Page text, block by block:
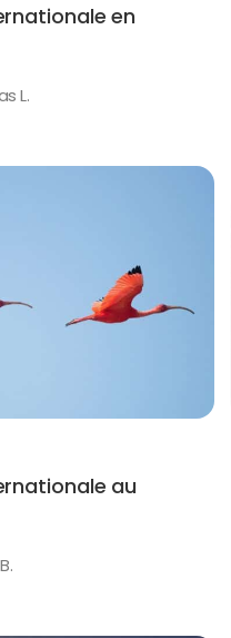
en
L.
au